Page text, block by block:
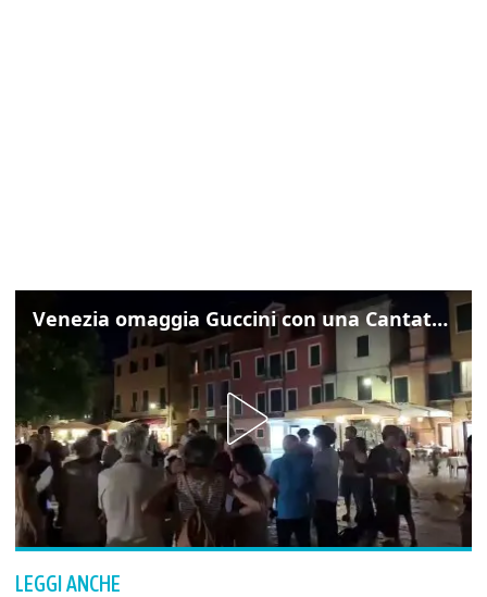
Venezia omaggia Guccini con una Cantata Anarchica in campo Santa Margherita
LEGGI ANCHE